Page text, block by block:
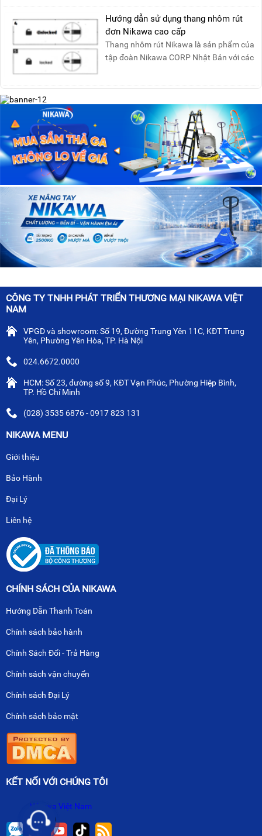
Bắc: Số 19, Đường Trung ....
Hướng dẫn sử dụng thang nhôm rút
đơn Nikawa cao cấp
Thang nhôm rút Nikawa là sản phẩm của
tập đoàn Nikawa CORP Nhật Bản với các
CÔNG TY TNHH PHÁT TRIỂN THƯƠNG MẠI NIKAWA VIỆT
NAM
VPGD và showroom: Số 19, Đường Trung Yên 11C, KĐT Trung
Yên, Phường Yên Hòa, TP. Hà Nội
024.6672.0000
HCM: Số 23, đường số 9, KĐT Vạn Phúc, Phường Hiệp Bình,
TP. Hồ Chí Minh
(028) 3535 6876 - 0917 823 131
NIKAWA MENU
Giới thiệu
Bảo Hành
Đại Lý
Liên hệ
CHÍNH SÁCH CỦA NIKAWA
Hướng Dẫn Thanh Toán
Chính sách bảo hành
Chính Sách Đổi - Trả Hàng
Chính sách vận chuyển
Chính sách Đại Lý
Chính sách bảo mật
KẾT NỐI VỚI CHÚNG TÔI
Nikawa Việt Nam